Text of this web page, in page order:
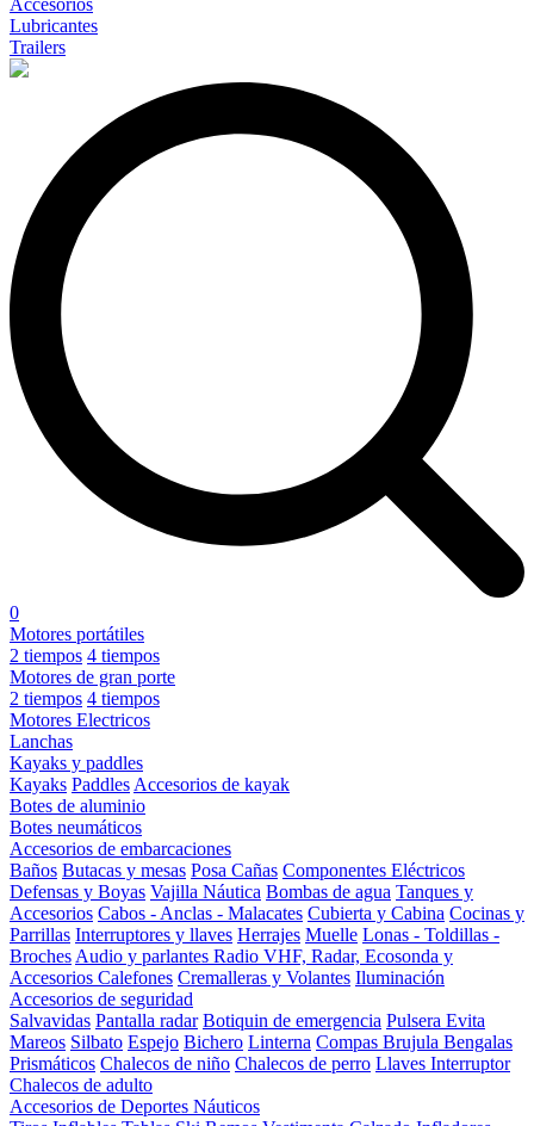
Accesorios
Lubricantes
Trailers
0
Motores portátiles
2 tiempos 4 tiempos
Motores de gran porte
2 tiempos 4 tiempos
Motores Electricos
Lanchas
Kayaks y paddles
Kayaks Paddles Accesorios de kayak
Botes de aluminio
Botes neumáticos
Accesorios de embarcaciones
Baños Butacas y mesas Posa Cañas Componentes Eléctricos
Defensas y Boyas Vajilla Náutica Bombas de agua Tanques y
Accesorios Cabos - Anclas - Malacates Cubierta y Cabina Cocinas y
Parrillas Interruptores y llaves Herrajes Muelle Lonas - Toldillas -
Broches Audio y parlantes Radio VHF, Radar, Ecosonda y
Accesorios Calefones Cremalleras y Volantes Iluminación
Accesorios de seguridad
Salvavidas Pantalla radar Botiquin de emergencia Pulsera Evita
Mareos Silbato Espejo Bichero Linterna Compas Brujula Bengalas
Prismáticos Chalecos de niño Chalecos de perro Llaves Interruptor
Chalecos de adulto
Accesorios de Deportes Náuticos